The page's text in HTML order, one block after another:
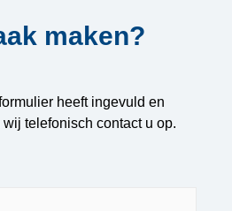
pijn te bewegen.
maken?
heeft ingevuld en
telefonisch contact u op.